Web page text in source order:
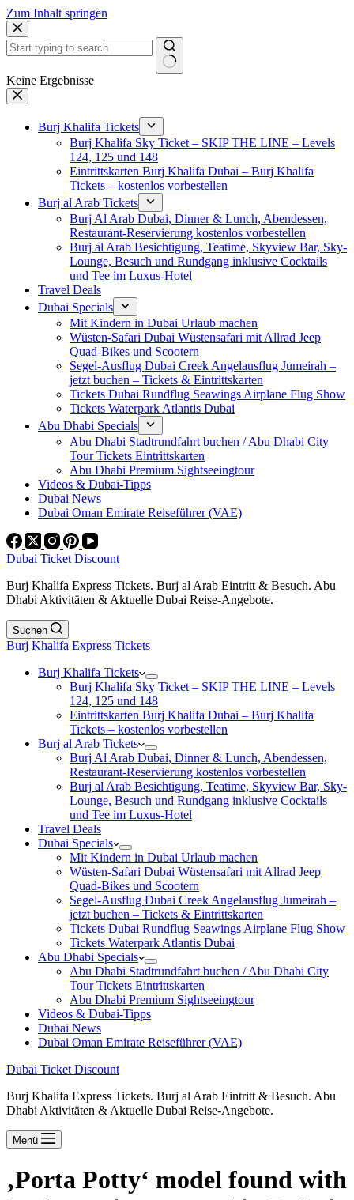
Zum Inhalt springen
Keine Ergebnisse
Burj Khalifa Tickets
Burj Khalifa Sky Ticket – SKIP THE LINE – Levels
124, 125 und 148
Eintrittskarten Burj Khalifa Dubai – Burj Khalifa
Tickets – kostenlos vorbestellen
Burj al Arab Tickets
Burj Al Arab Dubai, Dinner & Lunch, Abendessen,
Restaurant-Reservierung kostenlos vorbestellen
Burj al Arab Besichtigung, Teatime, Skyview Bar, Sky-
Lounge, Besuch und Rundgang inklusive Cocktails
und Tee im Luxus-Hotel
Travel Deals
Dubai Specials
Mit Kindern in Dubai Urlaub machen
Wüsten-Safari Dubai Wüstensafari mit Allrad Jeep
Quad-Bikes und Scootern
Segel-Ausflug Dubai Creek Angelausflug Jumeirah –
jetzt buchen – Tickets & Eintrittskarten
Tickets Dubai Rundflug Seawings Airplane Flug Show
Tickets Waterpark Atlantis Dubai
Abu Dhabi Specials
Abu Dhabi Stadtrundfahrt buchen / Abu Dhabi City
Tour Tickets Eintrittskarten
Abu Dhabi Premium Sightseeingtour
Videos & Dubai-Tipps
Dubai News
Dubai Oman Emirate Reiseführer (VAE)
Dubai Ticket Discount
Burj Khalifa Express Tickets. Burj al Arab Eintritt & Besuch. Abu
Dhabi Aktivitäten & Aktuelle Dubai Reise-Angebote.
Suchen
Burj Khalifa Express Tickets
Burj Khalifa Tickets
Burj Khalifa Sky Ticket – SKIP THE LINE – Levels
124, 125 und 148
Eintrittskarten Burj Khalifa Dubai – Burj Khalifa
Tickets – kostenlos vorbestellen
Burj al Arab Tickets
Burj Al Arab Dubai, Dinner & Lunch, Abendessen,
Restaurant-Reservierung kostenlos vorbestellen
Burj al Arab Besichtigung, Teatime, Skyview Bar, Sky-
Lounge, Besuch und Rundgang inklusive Cocktails
und Tee im Luxus-Hotel
Travel Deals
Dubai Specials
Mit Kindern in Dubai Urlaub machen
Wüsten-Safari Dubai Wüstensafari mit Allrad Jeep
Quad-Bikes und Scootern
Segel-Ausflug Dubai Creek Angelausflug Jumeirah –
jetzt buchen – Tickets & Eintrittskarten
Tickets Dubai Rundflug Seawings Airplane Flug Show
Tickets Waterpark Atlantis Dubai
Abu Dhabi Specials
Abu Dhabi Stadtrundfahrt buchen / Abu Dhabi City
Tour Tickets Eintrittskarten
Abu Dhabi Premium Sightseeingtour
Videos & Dubai-Tipps
Dubai News
Dubai Oman Emirate Reiseführer (VAE)
Dubai Ticket Discount
Burj Khalifa Express Tickets. Burj al Arab Eintritt & Besuch. Abu
Dhabi Aktivitäten & Aktuelle Dubai Reise-Angebote.
Menü
‚Porta Potty‘ model found with